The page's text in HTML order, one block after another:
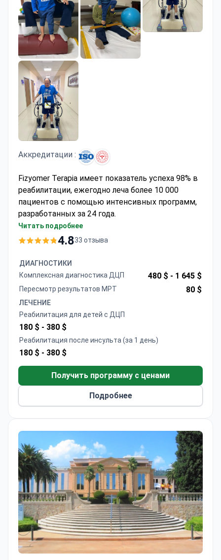
Аккредитации :
Fizyomer Terapia имеет показатель успеха 98% в
реабилитации, ежегодно леча более 10 000
пациентов с помощью интенсивных программ,
разработанных за 24 года.
Специализируется на неврологических и
педиатрических заболеваниях, включая
травмы спинного мозга
Использует передовые технологии, такие как
роботизированная терапия, реабилитация в
магнитных креслах
Сертифицированный ISO центр с
комплексными пакетами, включающими
терапию, проживание и трансферы
Интегрирует несколько терапевтических
подходов, включая Бобат, Войта,
гидротерапию и электротерапию
Читать подробнее
4.833 отзыва
ДИАГНОСТИКИ
Комплексная диагностика ДЦП
480 $ - 1 645 $
Пересмотр результатов МРТ 80 $
ЛЕЧЕНИЕ
Реабилитация для детей с ДЦП
180 $ - 380 $
Реабилитация после инсульта (за 1 день)
180 $ - 380 $
Получить программу с ценами
Подробнее